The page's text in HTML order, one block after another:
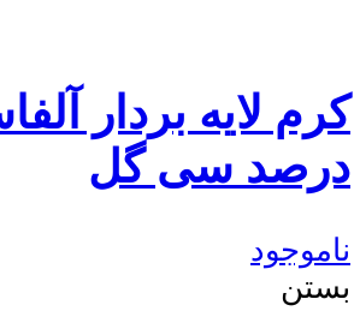
درصد سی گل
ناموجود
بستن